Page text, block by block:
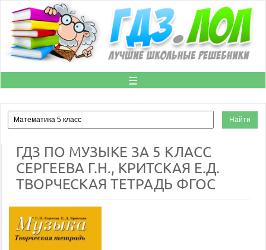
☰
ГДЗ ПО МУЗЫКЕ ЗА 5 КЛАСС
СЕРГЕЕВА Г.Н., КРИТСКАЯ Е.Д.
ТВОРЧЕСКАЯ ТЕТРАДЬ ФГОС